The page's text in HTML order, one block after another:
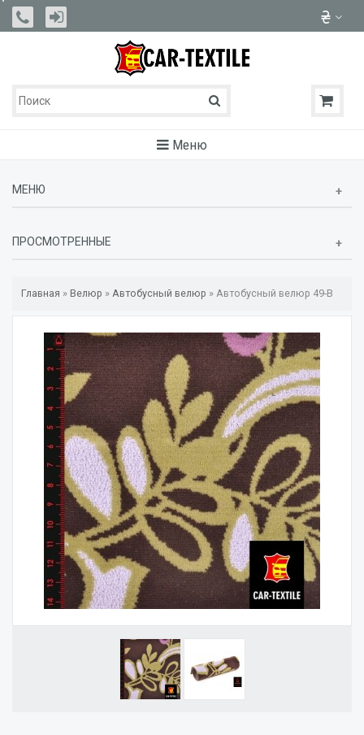
Меню
МЕНЮ
ПРОСМОТРЕННЫЕ
Главная » Велюр » Автобусный велюр » Автобусный велюр 49-B